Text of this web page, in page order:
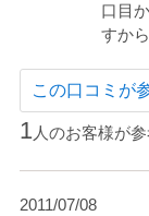
口目
すか
この口コミが
1人のお客様が
2011/07/08